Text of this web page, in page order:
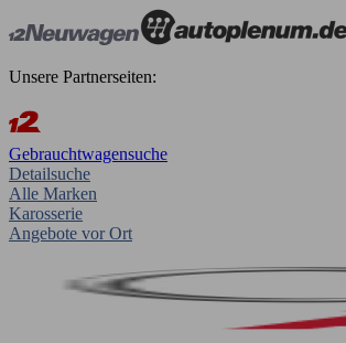
Unsere Partnerseiten:
Gebrauchtwagensuche
Detailsuche
Alle Marken
Karosserie
Angebote vor Ort